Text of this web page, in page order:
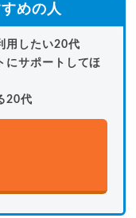
めの人
用したい20代
にサポートしてほ
20代